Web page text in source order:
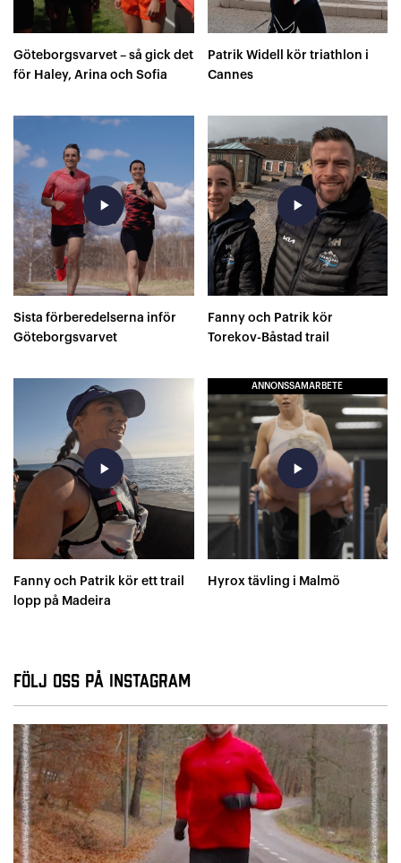
Göteborgsvarvet – så gick det
för Haley, Arina och Sofia
Patrik Widell kör triathlon i
Cannes
play_arrow
Sista förberedelserna inför
Göteborgsvarvet
play_arrow
Fanny och Patrik kör
Torekov-Båstad trail
play_arrow
Fanny och Patrik kör ett trail
lopp på Madeira
ANNONSSAMARBETE
play_arrow
Hyrox tävling i Malmö
Följ oss på Instagram